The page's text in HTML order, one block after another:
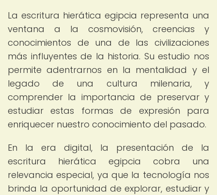
La escritura hierática egipcia representa una
ventana a la cosmovisión, creencias y
conocimientos de una de las civilizaciones
más influyentes de la historia. Su estudio nos
permite adentrarnos en la mentalidad y el
legado de una cultura milenaria, y
comprender la importancia de preservar y
estudiar estas formas de expresión para
enriquecer nuestro conocimiento del pasado.
En la era digital, la presentación de la
escritura hierática egipcia cobra una
relevancia especial, ya que la tecnología nos
brinda la oportunidad de explorar, estudiar y